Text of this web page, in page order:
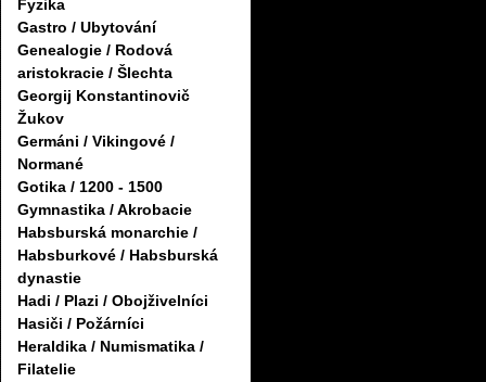
Fyzika
Gastro / Ubytování
Genealogie / Rodová
aristokracie / Šlechta
Georgij Konstantinovič
Žukov
Germáni / Vikingové /
Normané
Gotika / 1200 - 1500
Gymnastika / Akrobacie
Habsburská monarchie /
Habsburkové / Habsburská
dynastie
Hadi / Plazi / Obojživelníci
Hasiči / Požárníci
Heraldika / Numismatika /
Filatelie